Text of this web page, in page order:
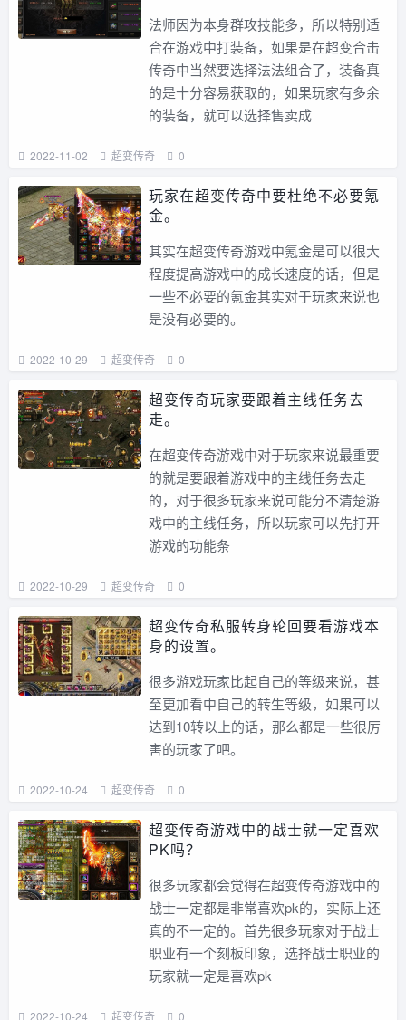
法师因为本身群攻技能多，所以特别适
合在游戏中打装备，如果是在超变合击
传奇中当然要选择法法组合了，装备真
的是十分容易获取的，如果玩家有多余
的装备，就可以选择售卖成
2022-11-02 超变传奇 0
玩家在超变传奇中要杜绝不必要氪
金。
其实在超变传奇游戏中氪金是可以很大
程度提高游戏中的成长速度的话，但是
一些不必要的氪金其实对于玩家来说也
是没有必要的。
2022-10-29 超变传奇 0
超变传奇玩家要跟着主线任务去
走。
在超变传奇游戏中对于玩家来说最重要
的就是要跟着游戏中的主线任务去走
的，对于很多玩家来说可能分不清楚游
戏中的主线任务，所以玩家可以先打开
游戏的功能条
2022-10-29 超变传奇 0
超变传奇私服转身轮回要看游戏本
身的设置。
很多游戏玩家比起自己的等级来说，甚
至更加看中自己的转生等级，如果可以
达到10转以上的话，那么都是一些很厉
害的玩家了吧。
2022-10-24 超变传奇 0
超变传奇游戏中的战士就一定喜欢
PK吗？
很多玩家都会觉得在超变传奇游戏中的
战士一定都是非常喜欢pk的，实际上还
真的不一定的。首先很多玩家对于战士
职业有一个刻板印象，选择战士职业的
玩家就一定是喜欢pk
2022-10-24 超变传奇 0